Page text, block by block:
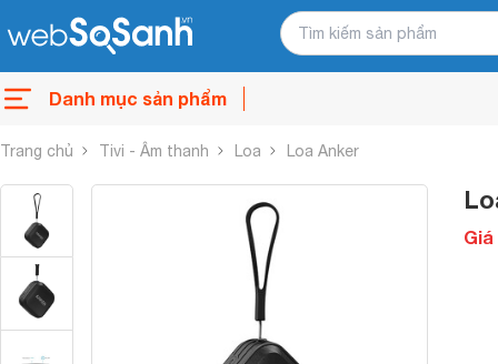
Danh mục sản phẩm
Trang chủ Tivi - Âm thanh Loa Loa Anker